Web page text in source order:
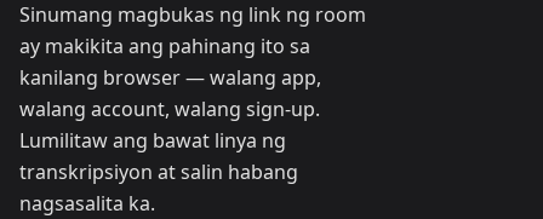
Sinumang magbukas ng link ng room
ay makikita ang pahinang ito sa
kanilang browser — walang app,
walang account, walang sign-up.
Lumilitaw ang bawat linya ng
transkripsiyon at salin habang
nagsasalita ka.